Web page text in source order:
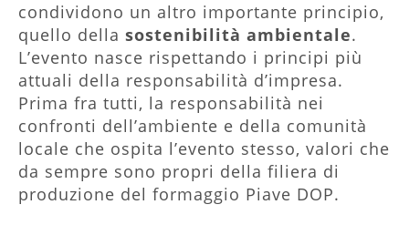
condividono un altro importante principio,
quello della sostenibilità ambientale.
L’evento nasce rispettando i principi più
attuali della responsabilità d’impresa.
Prima fra tutti, la responsabilità nei
confronti dell’ambiente e della comunità
locale che ospita l’evento stesso, valori che
da sempre sono propri della filiera di
produzione del formaggio Piave DOP.